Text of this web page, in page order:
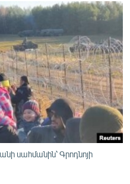
սահմանին՝ Գրոդնոյի